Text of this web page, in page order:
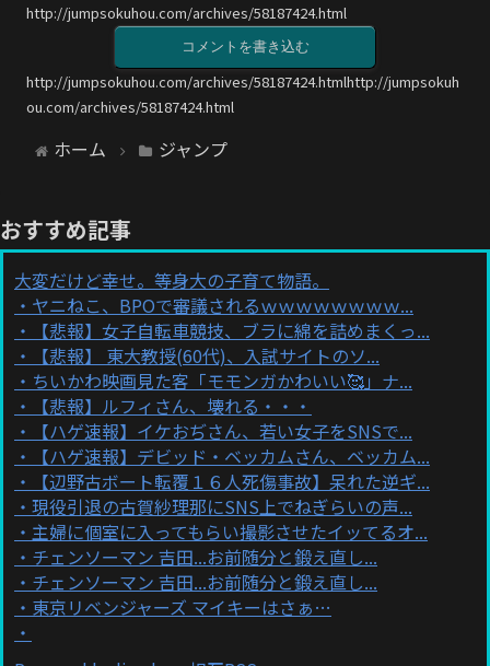
http://jumpsokuhou.com/archives/58187424.html
コメントを書き込む
http://jumpsokuhou.com/archives/58187424.htmlhttp://jumpsokuh
ou.com/archives/58187424.html
ホーム ジャンプ
おすすめ記事
大変だけど幸せ。等身大の子育て物語。
ヤニねこ、BPOで審議されるｗｗｗｗｗｗｗｗ...
【悲報】女子自転車競技、ブラに綿を詰めまくっ...
【悲報】 東大教授(60代)、入試サイトのソ...
ちいかわ映画見た客「モモンガかわいい🥰」ナ...
【悲報】ルフィさん、壊れる・・・
【ハゲ速報】イケおぢさん、若い女子をSNSで...
【ハゲ速報】デビッド・ベッカムさん、ベッカム...
【辺野古ボート転覆１６人死傷事故】呆れた逆ギ...
現役引退の古賀紗理那にSNS上でねぎらいの声...
主婦に個室に入ってもらい撮影させたイッてるオ...
チェンソーマン 吉田...お前随分と鍛え直し...
チェンソーマン 吉田...お前随分と鍛え直し...
東京リベンジャーズ マイキーはさぁ…